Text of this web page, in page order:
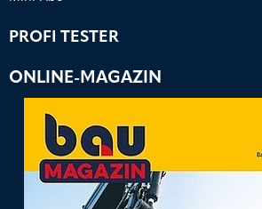
PROFI TESTER
ONLINE-MAGAZIN